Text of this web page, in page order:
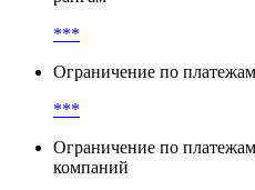
рангам
***
Ограничение по платежам